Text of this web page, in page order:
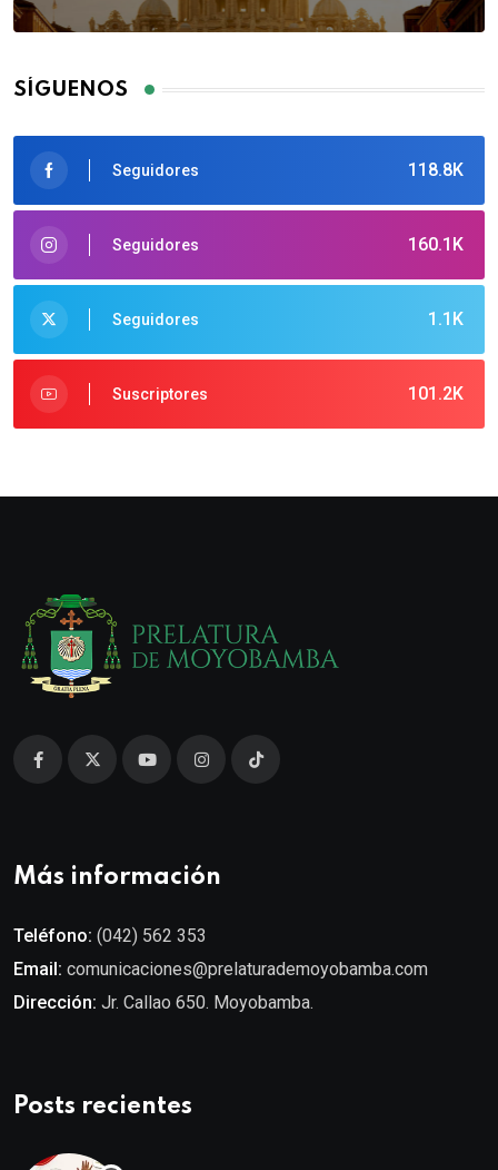
SÍGUENOS
118.8K
Seguidores
160.1K
Seguidores
1.1K
Seguidores
101.2K
Suscriptores
Más información
Teléfono: (042) 562 353
Email: comunicaciones@prelaturademoyobamba.com
Dirección: Jr. Callao 650. Moyobamba.
Posts recientes